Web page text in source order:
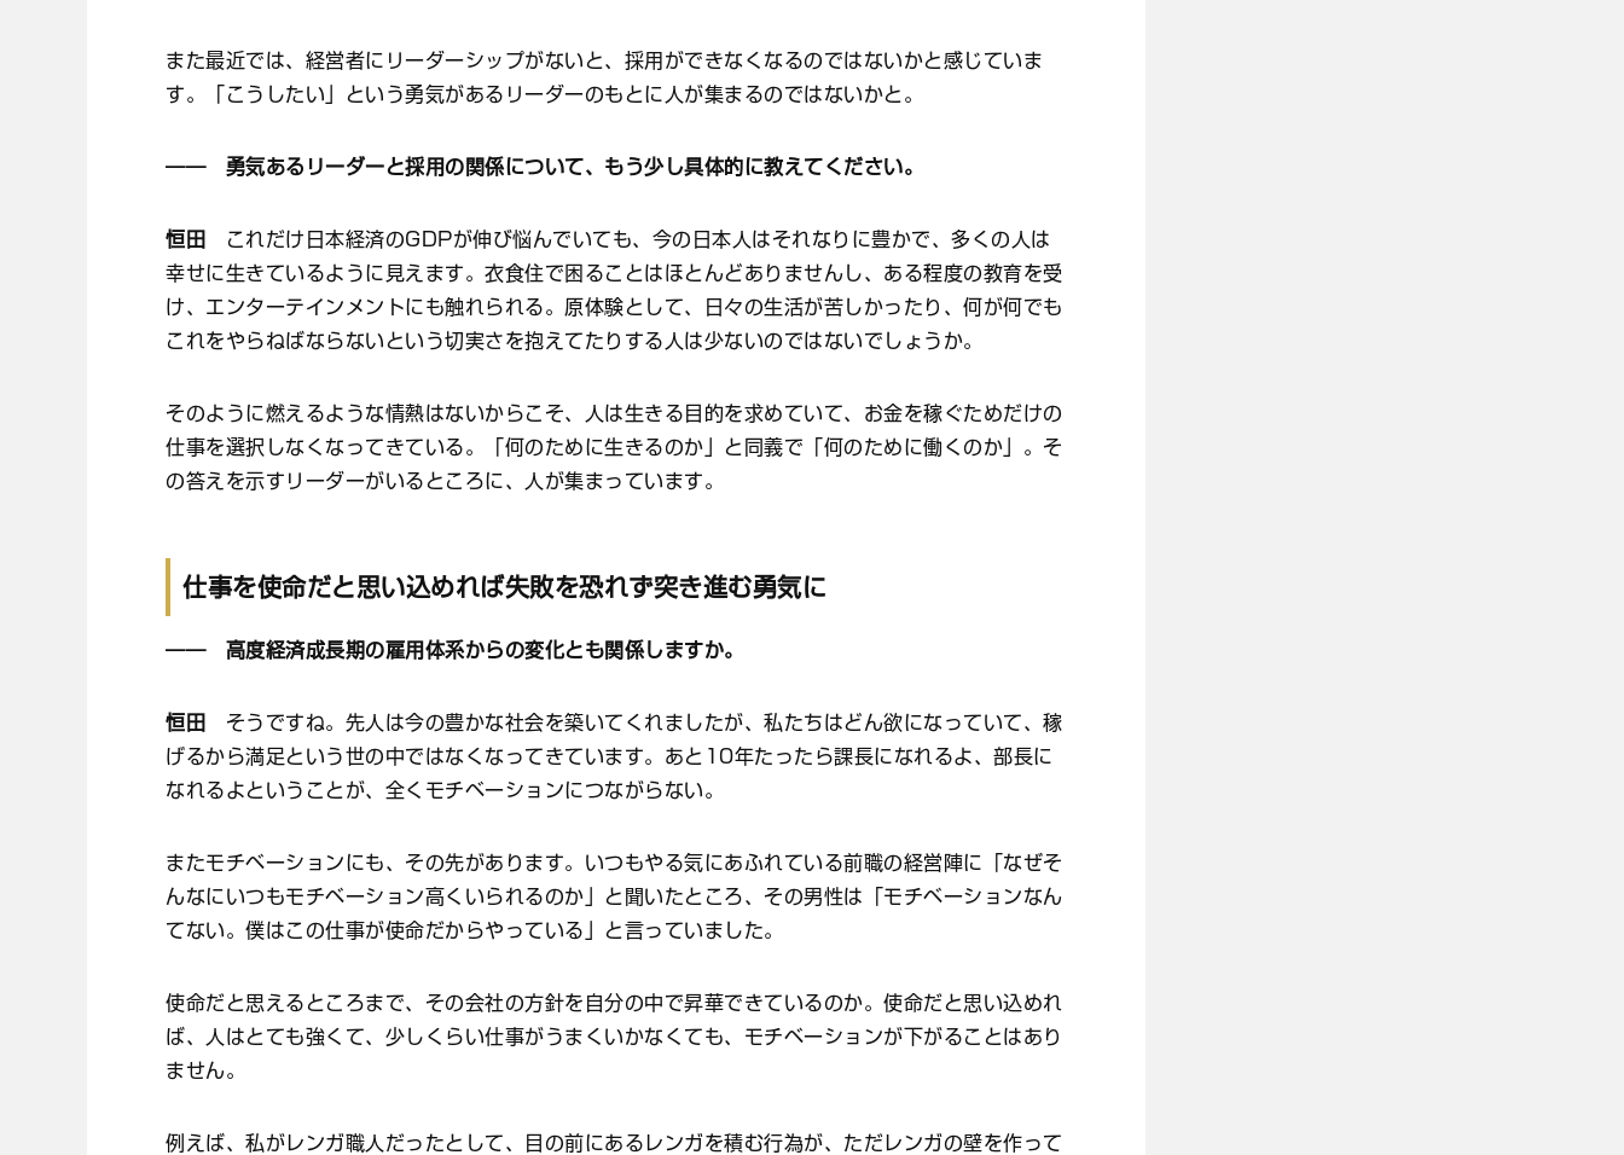
また最近では、経営者にリーダーシップがないと、採用ができなくなるのではないかと感じていま
す。「こうしたい」という勇気があるリーダーのもとに人が集まるのではないかと。
―― 勇気あるリーダーと採用の関係について、もう少し具体的に教えてください。
恒田
これだけ日本経済のGDPが伸び悩んでいても、今の日本人はそれなりに豊かで、多くの人は
幸せに生きているように見えます。衣食住で困ることはほとんどありませんし、ある程度の教育を受
け、エンターテインメントにも触れられる。原体験として、日々の生活が苦しかったり、何が何でも
これをやらねばならないという切実さを抱えてたりする人は少ないのではないでしょうか。
そのように燃えるような情熱はないからこそ、人は生きる目的を求めていて、お金を稼ぐためだけの
仕事を選択しなくなってきている。「何のために生きるのか」と同義で「何のために働くのか」。そ
の答えを示すリーダーがいるところに、人が集まっています。
仕事を使命だと思い込めれば失敗を恐れず突き進む勇気に
―― 高度経済成長期の雇用体系からの変化とも関係しますか。
恒田
そうですね。先人は今の豊かな社会を築いてくれましたが、私たちはどん欲になっていて、稼
げるから満足という世の中ではなくなってきています。あと10年たったら課長になれるよ、部長に
なれるよということが、全くモチベーションにつながらない。
またモチベーションにも、その先があります。いつもやる気にあふれている前職の経営陣に「なぜそ
んなにいつもモチベーション高くいられるのか」と聞いたところ、その男性は「モチベーションなん
てない。僕はこの仕事が使命だからやっている」と言っていました。
使命だと思えるところまで、その会社の方針を自分の中で昇華できているのか。使命だと思い込めれ
ば、人はとても強くて、少しくらい仕事がうまくいかなくても、モチベーションが下がることはあり
ません。
例えば、私がレンガ職人だったとして、目の前にあるレンガを積む行為が、ただレンガの壁を作って